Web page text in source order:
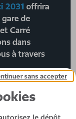
2031 offrira
de
Carré
dans
à travers
le dépôt
sans accepter